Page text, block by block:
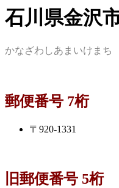
石川県金沢
かなざわしあまいけまち
郵便番号 7桁
〒920-1331
旧郵便番号 5桁